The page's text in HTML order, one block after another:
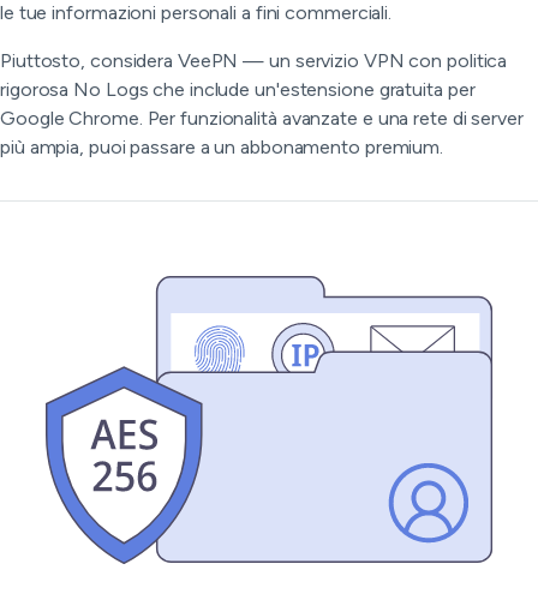
le tue informazioni personali a fini commerciali.
Piuttosto, considera VeePN — un servizio VPN con politica
rigorosa No Logs che include un'estensione gratuita per
Google Chrome. Per funzionalità avanzate e una rete di server
più ampia, puoi passare a un abbonamento premium.